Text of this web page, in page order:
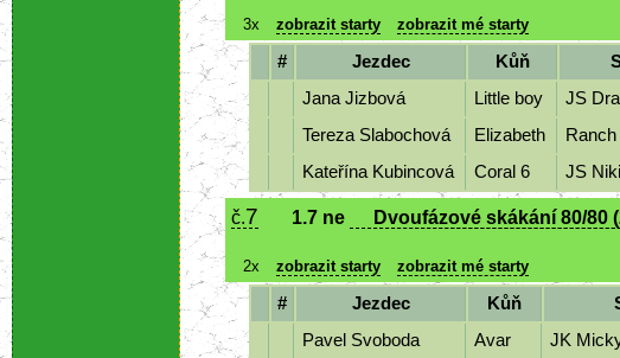
3x zobrazit starty zobrazit mé starty
# Jezdec Kůň
Jana Jizbová
Little boy
JS
Tereza Slabochová
Elizabeth
Kateřína Kubincová
Coral 6 JS Niki
č.7 1.7 ne Dvoufázové skákání 80/80
2x zobrazit starty zobrazit mé starty
# Jezdec Kůň
Pavel Svoboda
Avar
JK